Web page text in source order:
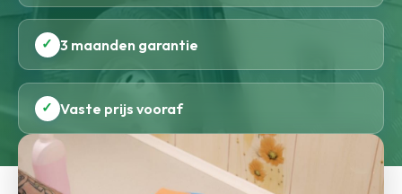
✓ 3 maanden garantie
✓ Vaste prijs vooraf